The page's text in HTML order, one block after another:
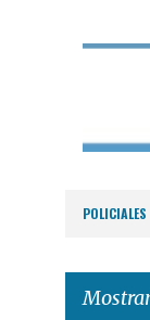
POLICIALES